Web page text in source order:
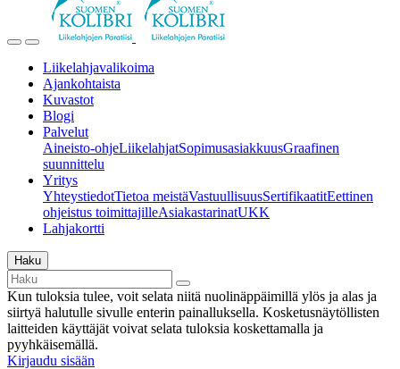
Liikelahjavalikoima
Ajankohtaista
Kuvastot
Blogi
Palvelut
Aineisto-ohjeLiikelahjatSopimusasiakkuusGraafinen
suunnittelu
Yritys
YhteystiedotTietoa meistäVastuullisuusSertifikaatitEettinen
ohjeistus toimittajilleAsiakastarinatUKK
Lahjakortti
Haku
Kun tuloksia tulee, voit selata niitä nuolinäppäimillä ylös ja alas ja
siirtyä halutulle sivulle enterin painalluksella. Kosketusnäytöllisten
laitteiden käyttäjät voivat selata tuloksia koskettamalla ja
pyyhkäisemällä.
Kirjaudu sisään